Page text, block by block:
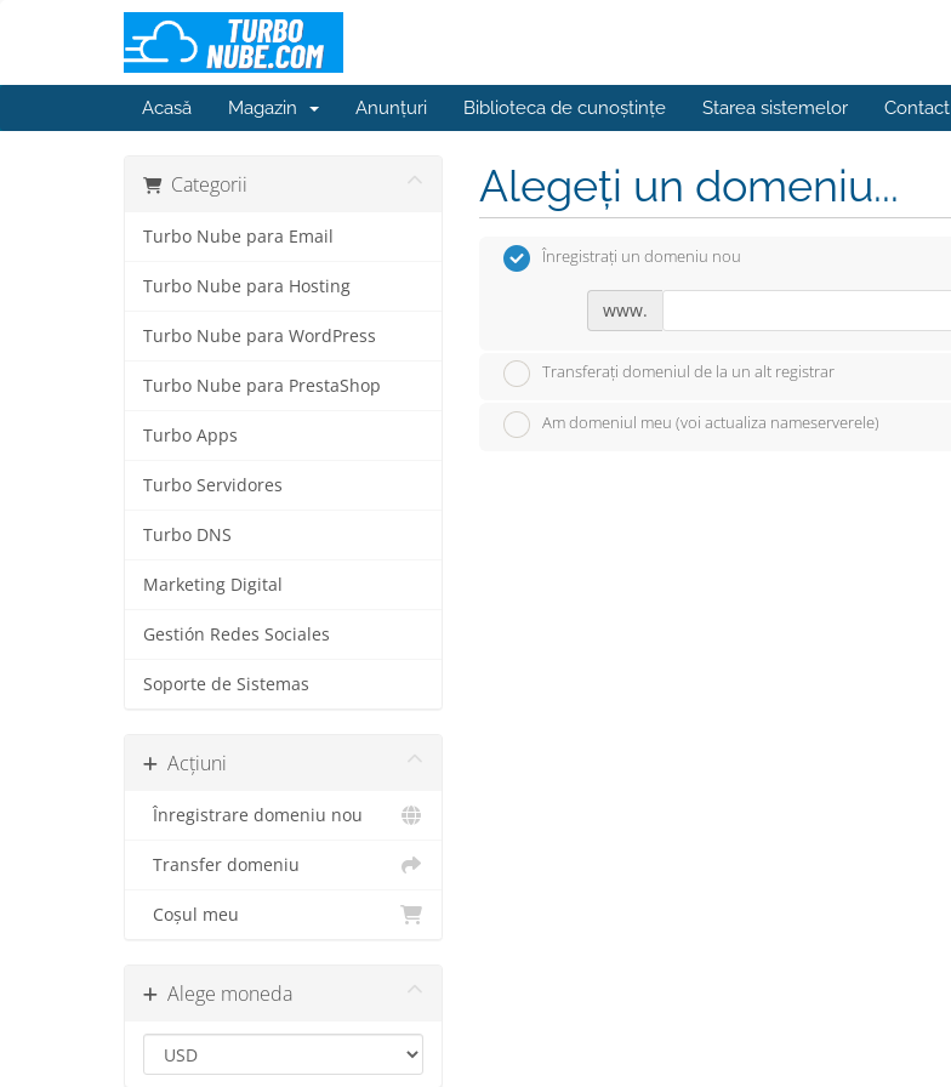
Acasă Magazin Anunțuri Biblioteca de cunoștințe Starea sistemelor Contact
Categorii
Turbo Nube para Email
Turbo Nube para Hosting
Turbo Nube para WordPress
Turbo Nube para PrestaShop
Turbo Apps
Turbo Servidores
Turbo DNS
Marketing Digital
Gestión Redes Sociales
Soporte de Sistemas
Acțiuni
Înregistrare domeniu nou
Transfer domeniu
Coșul meu
Alege moneda
Alegeți un domeniu...
Înregistrați un domeniu nou
www.
Transferați domeniul de la un alt registrar
Am domeniul meu (voi actualiza nameserverele)